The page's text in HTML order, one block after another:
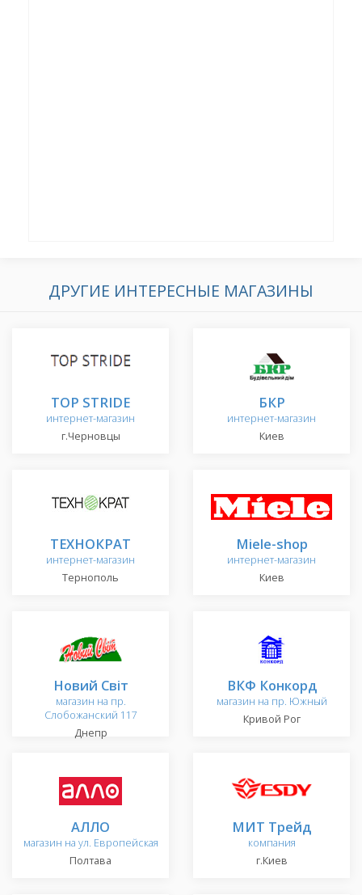
ДРУГИЕ ИНТЕРЕСНЫЕ МАГАЗИНЫ
TOP STRIDE
интернет-магазин
г.Черновцы
БКР
интернет-магазин
Киев
ТЕХНОКРАТ
интернет-магазин
Тернополь
Miele-shop
интернет-магазин
Киев
Новий Світ
магазин на пр.
Слобожанский 117
Днепр
ВКФ Конкорд
магазин на пр. Южный
Кривой Рог
АЛЛО
магазин на ул. Европейская
Полтава
МИТ Трейд
компания
г.Киев